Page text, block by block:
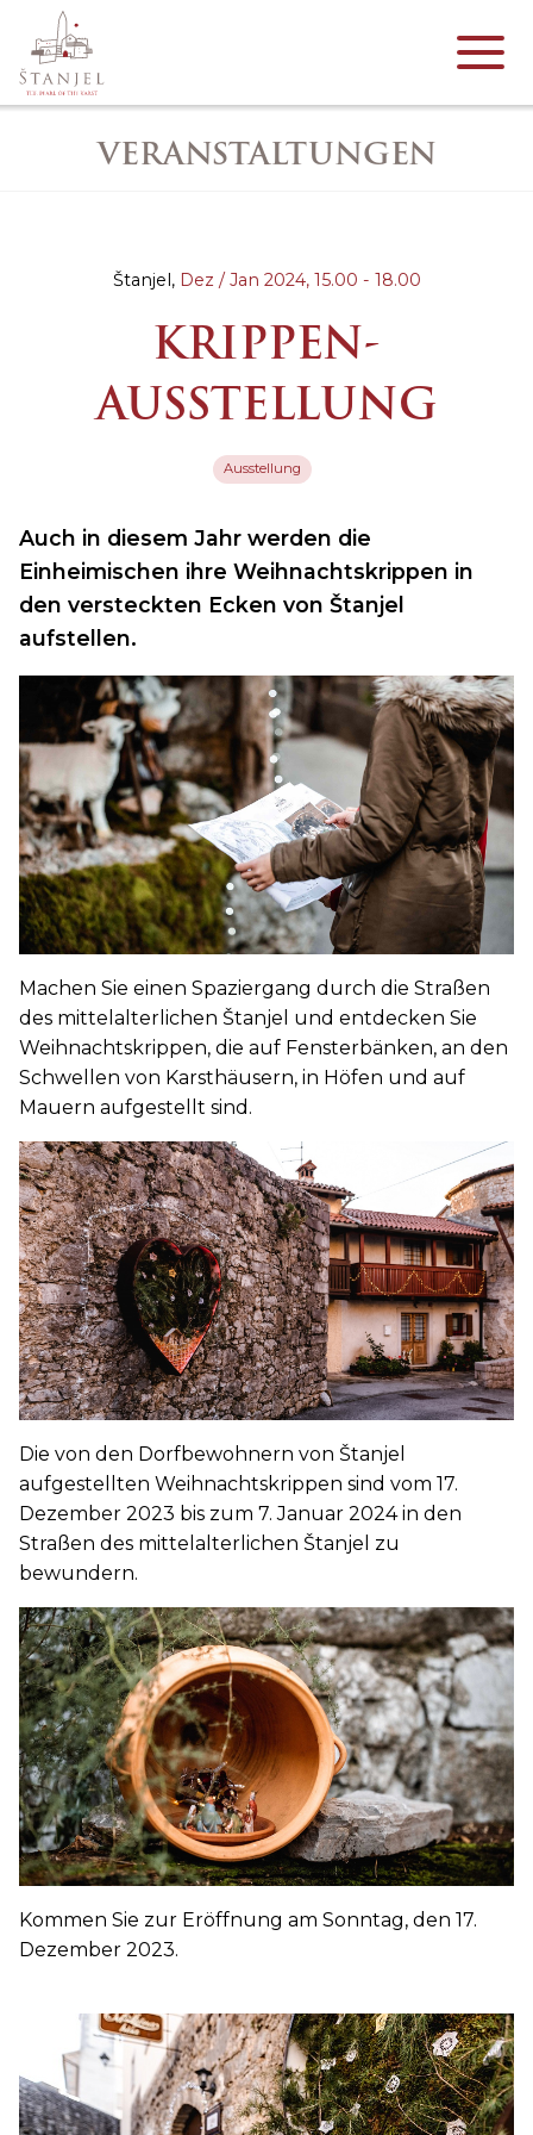
VERANSTALTUNGEN
Štanjel, Dez / Jan 2024, 15.00 - 18.00
KRIPPEN-
AUSSTELLUNG
Ausstellung
Auch in diesem Jahr werden die
Einheimischen ihre Weihnachtskrippen in
den versteckten Ecken von Štanjel
aufstellen.
Machen Sie einen Spaziergang durch die Straßen
des mittelalterlichen Štanjel und entdecken Sie
Weihnachtskrippen, die auf Fensterbänken, an den
Schwellen von Karsthäusern, in Höfen und auf
Mauern aufgestellt sind.
Die von den Dorfbewohnern von Štanjel
aufgestellten Weihnachtskrippen sind vom 17.
Dezember 2023 bis zum 7. Januar 2024 in den
Straßen des mittelalterlichen Štanjel zu
bewundern.
Kommen Sie zur Eröffnung am Sonntag, den 17.
Dezember 2023.